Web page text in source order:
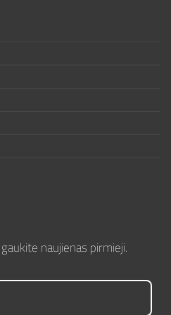
naujienas pirmieji.